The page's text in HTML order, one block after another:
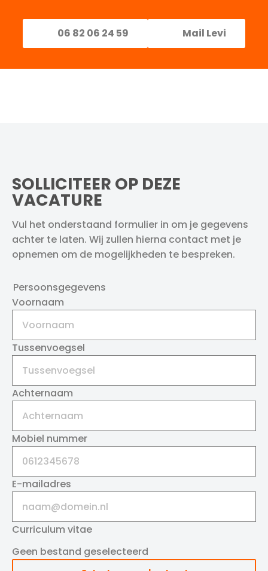
06 82 06 24 59 Mail Levi
SOLLICITEER OP DEZE
VACATURE
Vul het onderstaand formulier in om je gegevens
achter te laten. Wij zullen hierna contact met je
opnemen om de mogelijkheden te bespreken.
Persoonsgegevens
Voornaam
Tussenvoegsel
Achternaam
Mobiel nummer
E-mailadres
Curriculum vitae
Geen bestand geselecteerd